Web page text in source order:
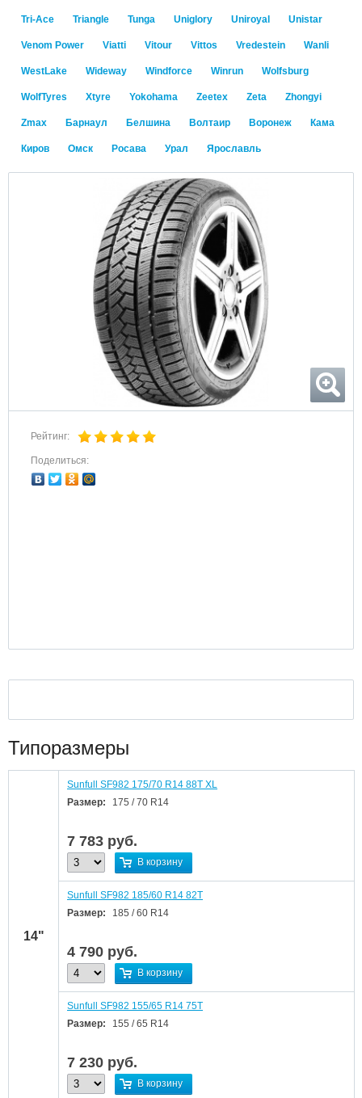
Tri-Ace Triangle Tunga Uniglory Uniroyal Unistar
Venom Power Viatti Vitour Vittos Vredestein Wanli
WestLake Wideway Windforce Winrun Wolfsburg
WolfTyres Xtyre Yokohama Zeetex Zeta Zhongyi
Zmax Барнаул Белшина Волтаир Воронеж Кама
Киров Омск Росава Урал Ярославль
Рейтинг:
Поделиться:
Типоразмеры
14"
Sunfull SF982 175/70 R14 88T XL
Размер:
175 / 70 R14
7 783 руб.
В корзину
Sunfull SF982 185/60 R14 82T
Размер:
185 / 60 R14
4 790 руб.
В корзину
Sunfull SF982 155/65 R14 75T
Размер:
155 / 65 R14
7 230 руб.
В корзину